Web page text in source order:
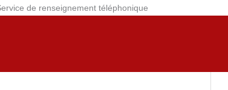
de renseignement téléphonique